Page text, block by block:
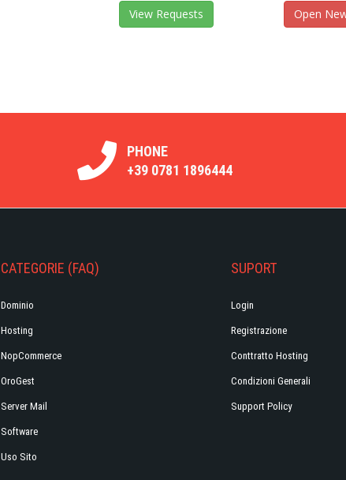
PHONE
+39 0781 1896444
CATEGORIE (FAQ)
Dominio
Hosting
NopCommerce
OroGest
Server Mail
Software
Uso Sito
SUPORT
Login
Registrazione
Conttratto Hosting
Condizioni Generali
Support Policy